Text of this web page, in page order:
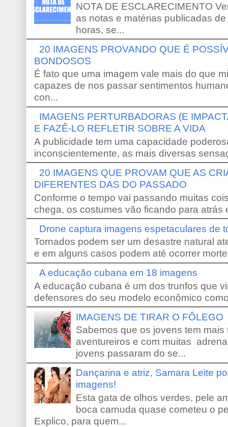
NOTA DE ESCLARECIMENTO
as notas e matérias publicadas
horas, se...
20 IMAGENS PROVANDO QUE É
BONDOSOS
É fato que uma imagem vale mais do que
capazes de nos passar sentimentos
con...
IMAGENS PERTURBADORAS (E
E FAZÊ-LO REFLETIR SOBRE A VIDA
A publicidade tem uma capacidade
inconscientemente, as mais diversas
20 IMAGENS QUE PROVAM QUE AS
DIFERENTES DAS DO PASSADO
Conforme o tempo vai passando muitas
chega, os costumes vão ficando para atrás
Drone captura imagens espetaculares de
Tornados podem ser um desastre natural
e em alguns casos podem até ocorrer
A educação cubana em 18 imagens
A educação cubana é um dos trunfos que
defensores do seu modelo econômico
IMAGENS DE TIRAR O FÔLEGO
Sabemos que os jovens tem
aventureiros e com muitas
jovens passaram do se...
Dançarina e atriz, Samara Leite
imagens!
Esta gata de olhos verdes, pele
boca carnuda quase cometeu o
Explico, para quem...